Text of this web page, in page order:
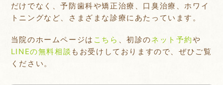
だけでなく、予防歯科や矯正治療、口臭治療、ホワイ
トニングなど、さまざまな診療にあたっています。
当院のホームページは こちら 、初診のネット予約や
LINEの無料相談 もお受けしておりますので、ぜひご覧
ください。